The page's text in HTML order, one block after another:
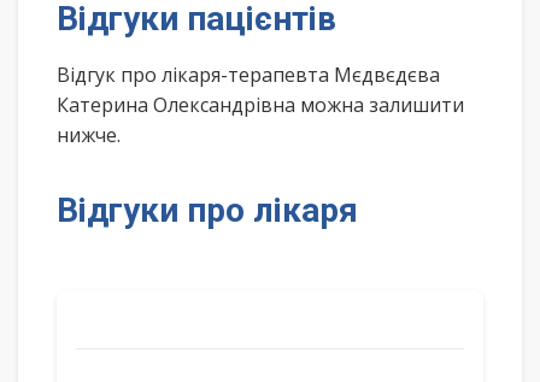
Відгуки пацієнтів
Відгук про лікаря-терапевта Мєдвєдєва
Катерина Олександрівна можна залишити
нижче.
Відгуки про лікаря